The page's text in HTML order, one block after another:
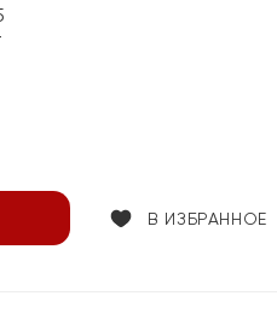
В ИЗБРАННОЕ